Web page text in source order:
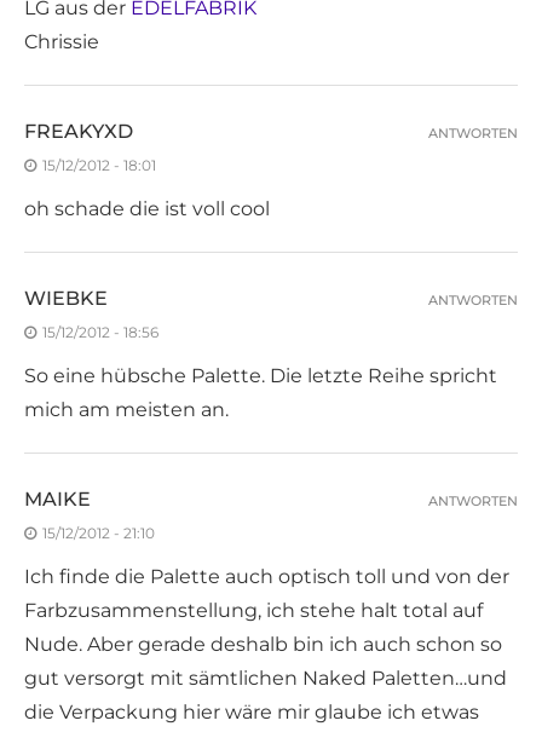
LG aus der EDELFABRIK
Chrissie
FREAKYXD
15/12/2012 - 18:01
oh schade die ist voll cool
ANTWORTEN
WIEBKE
15/12/2012 - 18:56
So eine hübsche Palette. Die letzte Reihe spricht
mich am meisten an.
ANTWORTEN
MAIKE
15/12/2012 - 21:10
Ich finde die Palette auch optisch toll und von der
Farbzusammenstellung, ich stehe halt total auf
Nude. Aber gerade deshalb bin ich auch schon so
gut versorgt mit sämtlichen Naked Paletten…und
die Verpackung hier wäre mir glaube ich etwas
ANTWORTEN